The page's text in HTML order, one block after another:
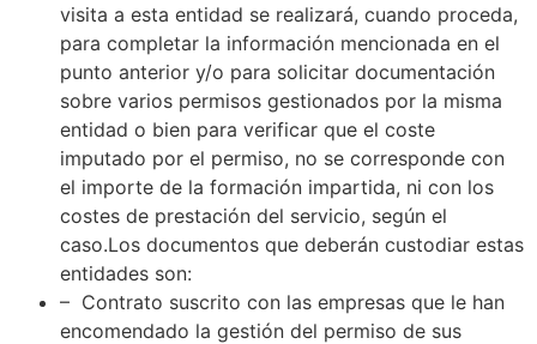
visita a esta entidad se realizará, cuando proceda,
para completar la información mencionada en el
punto anterior y/o para solicitar documentación
sobre varios permisos gestionados por la misma
entidad o bien para verificar que el coste
imputado por el permiso, no se corresponde con
el importe de la formación impartida, ni con los
costes de prestación del servicio, según el
caso.Los documentos que deberán custodiar estas
entidades son:
– Contrato suscrito con las empresas que le han
encomendado la gestión del permiso de sus